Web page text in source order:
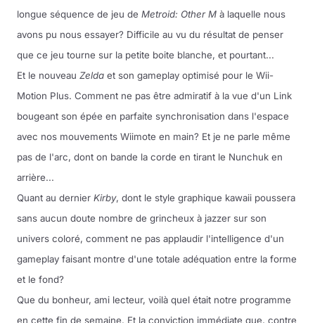
longue séquence de jeu de Metroid: Other M à laquelle nous
avons pu nous essayer? Difficile au vu du résultat de penser
que ce jeu tourne sur la petite boite blanche, et pourtant...
Et le nouveau Zelda et son gameplay optimisé pour le Wii-
Motion Plus. Comment ne pas être admiratif à la vue d'un Link
bougeant son épée en parfaite synchronisation dans l'espace
avec nos mouvements Wiimote en main? Et je ne parle même
pas de l'arc, dont on bande la corde en tirant le Nunchuk en
arrière...
Quant au dernier Kirby, dont le style graphique kawaii poussera
sans aucun doute nombre de grincheux à jazzer sur son
univers coloré, comment ne pas applaudir l'intelligence d'un
gameplay faisant montre d'une totale adéquation entre la forme
et le fond?
Que du bonheur, ami lecteur, voilà quel était notre programme
en cette fin de semaine. Et la conviction immédiate que, contre